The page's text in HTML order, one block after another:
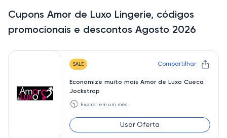
Cupons Amor de Luxo Lingerie, códigos
promocionais e descontos Agosto 2026
SALE Compartilhar
Economize muito mais Amor de Luxo Cueca
Jockstrap
🕥 Expira: em um mês
Usar Oferta